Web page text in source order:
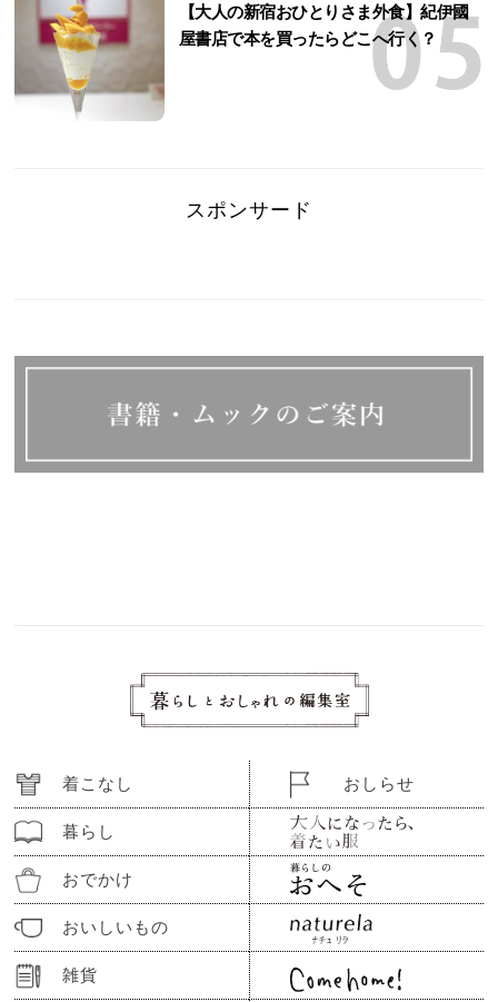
【大人の新宿おひとりさま外食】紀伊國
屋書店で本を買ったらどこへ行く？
スポンサード
着こなし
暮らし
おでかけ
おいしいもの
雑貨
おしらせ